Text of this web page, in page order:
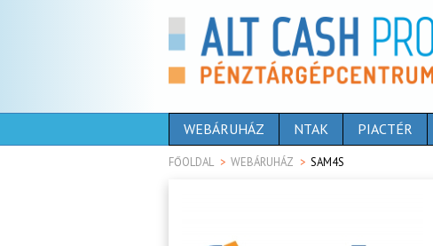
WEBÁRUHÁZ NTAK PIACTÉR
FŐOLDAL WEBÁRUHÁZ SAM4S